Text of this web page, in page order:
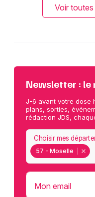
Voir
Newsletter : le
J-6 avant votre dose
plans, sorties,
rédaction JDS,
57 - Moselle
Choisir mes
Mon email